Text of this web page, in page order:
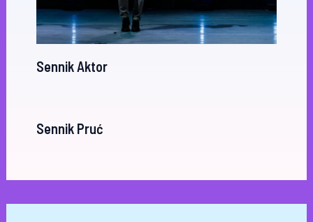
Sennik Aktor
Sennik Pruć